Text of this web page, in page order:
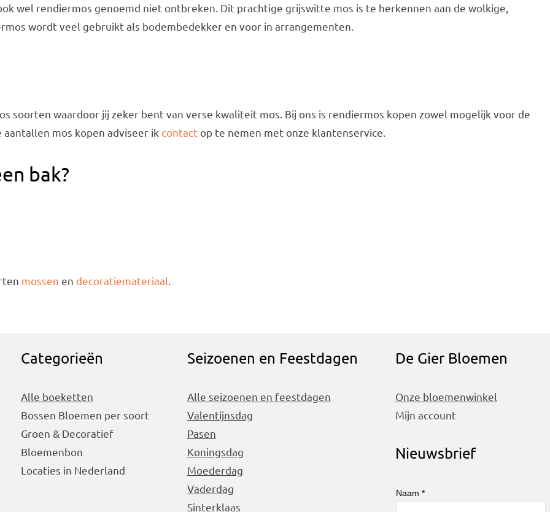
wel rendiermos genoemd niet ontbreken. Dit prachtige grijswitte mos is te herkennen aan de wolkige,
wordt veel gebruikt als bodembedekker en voor in arrangementen.
soorten waardoor jij zeker bent van verse kwaliteit mos. Bij ons is rendiermos kopen zowel mogelijk voor de
mos kopen adviseer ik contactop te nemen met onze klantenservice.
bak?
mossen en decoratiemateriaal
Categorieën
Alle boeketten
Bossen Bloemen per soort
Groen & Decoratief
Bloemenbon
Locaties in Nederland
Seizoenen en Feestdagen
Alle seizoenen en feestdagen
Valentijnsdag
Pasen
Koningsdag
Moederdag
Vaderdag
Sinterklaas
De Gier Bloemen
Onze bloemenwinkel
Mijn account
Nieuwsbrief
Naam *